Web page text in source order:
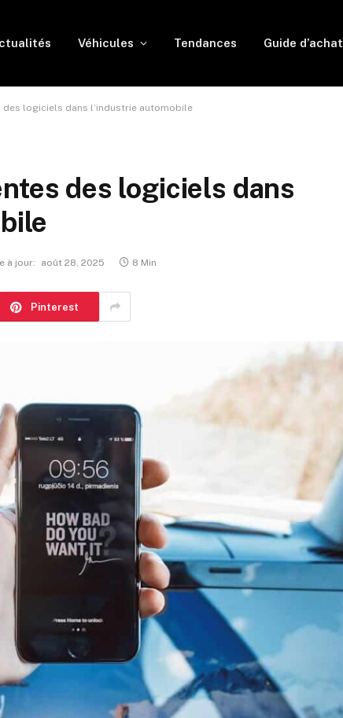
Véhicules Tendances Guide d’achat
des logiciels dans l’industrie automobile
des logiciels dans
à jour: août 28, 2025 8 Min
Pinterest